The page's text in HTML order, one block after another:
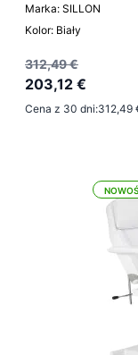
Marka: SILLON
Kolor: Biały
312,49 €
203,12 €
Cena z 30 dni:312,49